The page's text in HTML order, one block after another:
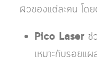
ผิวของแต่ละคน โดย
Pico Laser ช่
เหมาะกับรอยแผ